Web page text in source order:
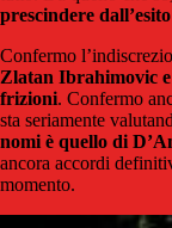
prescindere
Confermo
Zlatan Ibrahimovic
frizioni. Confermo
sta seriamente
nomi è quello di
ancora accordi
momento.